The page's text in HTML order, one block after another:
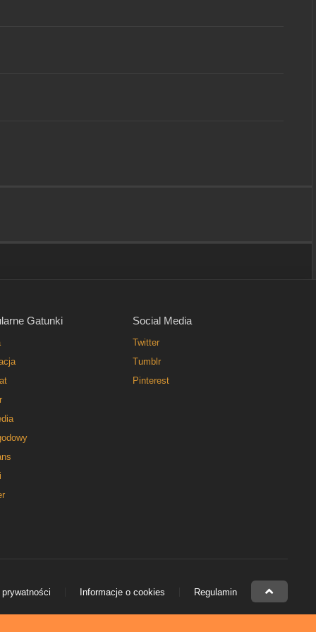
Gatunki Social Media
Twitter
Tumblr
Pinterest
Informacje o cookies Regulamin